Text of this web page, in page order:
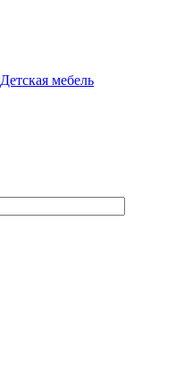
Детская мебель